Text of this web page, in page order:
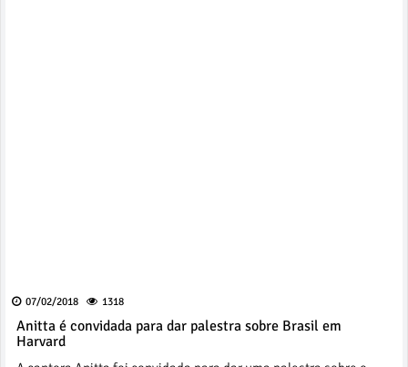
07/02/2018 1318
Anitta é convidada para dar palestra sobre Brasil em
Harvard